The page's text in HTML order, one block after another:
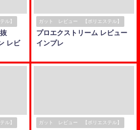
ル】
レビ
ガット レビュー 【ポリエステル】
プロエクストリーム レビュー
インプレ
ル】 ガット レビュー 【ポリエステル】